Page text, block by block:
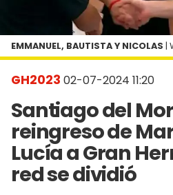
GH2023 02-07-2024 11:20
Santiago del
reingreso de
Lucía a Gran
red se dividió
EMMANUEL, BAUTISTA Y NICOLAS |